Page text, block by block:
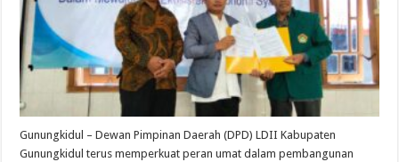
Gunungkidul – Dewan Pimpinan Daerah (DPD) LDII Kabupaten
Gunungkidul terus memperkuat peran umat dalam pembangunan